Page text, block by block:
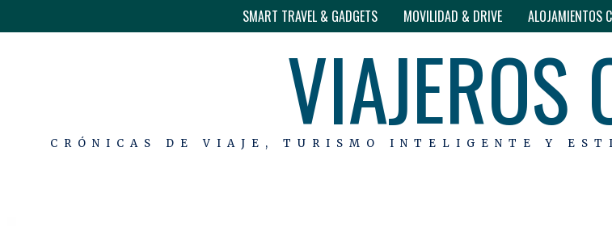
SMART TRAVEL & GADGETS MOVILIDAD & DRIVE ALOJAMIENTOS
VIAJEROS
CRÓNICAS DE VIAJE, TURISMO INTELIGENTE Y